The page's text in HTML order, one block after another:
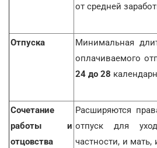
от средней
Отпуска
Минимальная
оплачиваемого
24 до 28
Сочетание
работы и
отцовства
Расширяются
отпуск для
частности, и мать,